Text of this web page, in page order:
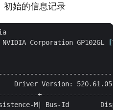
初始的信息记录
Corporation GP102GL
[
Driver Version:
M
Bus-Id